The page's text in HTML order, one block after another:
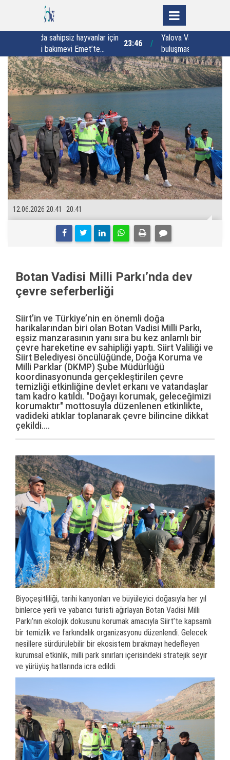
23:46
Yalova Valisi Usta’dan 30 yıllık vefa
buluşması: "Vefa sadece bir semt
adı değildir"
20:41
12.06.2026 20:41
Botan Vadisi Milli Parkı’nda dev
çevre seferberliği
Siirt’in ve Türkiye’nin en önemli doğa
harikalarından biri olan Botan Vadisi Milli Parkı,
eşsiz manzarasının yanı sıra bu kez anlamlı bir
çevre hareketine ev sahipliği yaptı. Siirt Valiliği ve
Siirt Belediyesi öncülüğünde, Doğa Koruma ve
Milli Parklar (DKMP) Şube Müdürlüğü
koordinasyonunda gerçekleştirilen çevre
temizliği etkinliğine devlet erkanı ve vatandaşlar
tam kadro katıldı. "Doğayı korumak, geleceğimizi
korumaktır" mottosuyla düzenlenen etkinlikte,
vadideki atıklar toplanarak çevre bilincine dikkat
çekildi....
Biyoçeşitliliği, tarihi kanyonları ve büyüleyici doğasıyla her yıl
binlerce yerli ve yabancı turisti ağırlayan Botan Vadisi Milli
Parkı’nın ekolojik dokusunu korumak amacıyla Siirt’te kapsamlı
bir temizlik ve farkındalık organizasyonu düzenlendi. Gelecek
nesillere sürdürülebilir bir ekosistem bırakmayı hedefleyen
kurumsal etkinlik, milli park sınırları içerisindeki stratejik seyir
ve yürüyüş hatlarında icra edildi.